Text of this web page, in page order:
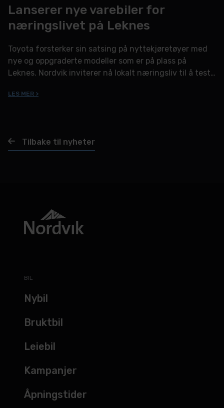
Lanserer nye varebiler for
næringslivet på Leknes
Toyota forsterker sin satsing på nyttekjøretøyer med
nye og oppgraderte modeller som er på plass på
Leknes. Nordvik inviterer nå lokalt næringsliv til å teste
varebildagene 12.-21. mars.
LES MER >
Tilbake til nyheter
BIL
Nybil
Bruktbil
Leiebil
Kampanjer
Åpningstider